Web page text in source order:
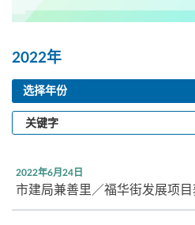
2022年
选择年份
输
入
键
字
2022年6月24日
市建局兼善里／福华街发展项